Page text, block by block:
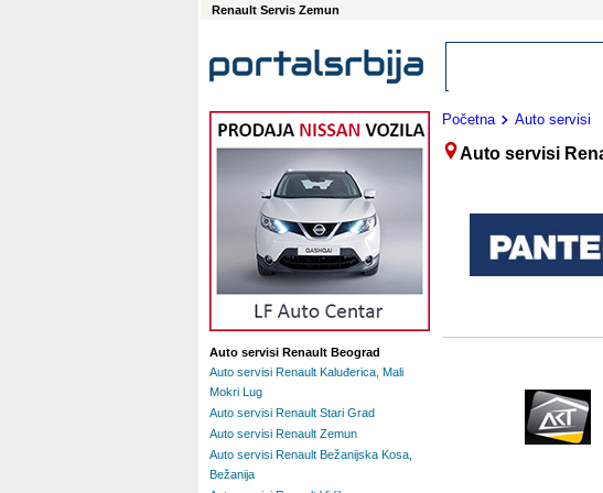
Renault Servis Zemun
Početna Auto servisi
Auto servisi
Auto servisi Renault Beograd
Auto servisi Renault Kaluđerica, Mali
Mokri Lug
Auto servisi Renault Stari Grad
Auto servisi Renault Zemun
Auto servisi Renault Bežanijska Kosa,
Bežanija